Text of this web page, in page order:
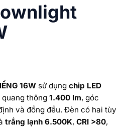
16W sử dụng chip LED
quang thông 1.400 lm, góc
và đồng đều. Đèn có hai tùy
trắng lạnh 6.500K, CRI >80,